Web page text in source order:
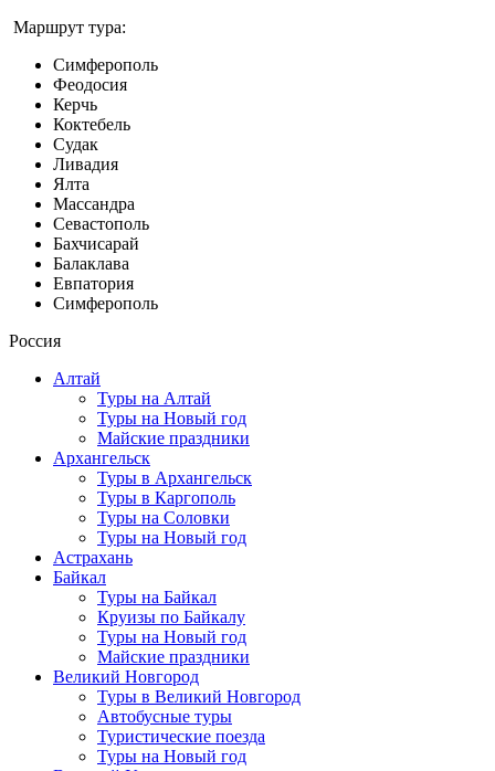
Маршрут тура:
Симферополь
Феодосия
Керчь
Коктебель
Судак
Ливадия
Ялта
Массандра
Севастополь
Бахчисарай
Балаклава
Евпатория
Симферополь
Россия
Алтай
Туры на Алтай
Туры на Новый год
Майские праздники
Архангельск
Туры в Архангельск
Туры в Каргополь
Туры на Соловки
Туры на Новый год
Астрахань
Байкал
Туры на Байкал
Круизы по Байкалу
Туры на Новый год
Майские праздники
Великий Новгород
Туры в Великий Новгород
Автобусные туры
Туристические поезда
Туры на Новый год